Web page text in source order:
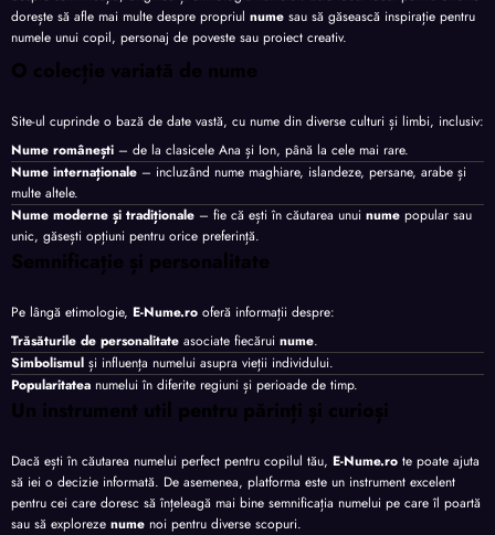
dorește să afle mai multe despre propriul nume sau să găsească inspirație pentru
numele unui copil, personaj de poveste sau proiect creativ.
O colecție variată de nume
Site-ul cuprinde o bază de date vastă, cu nume din diverse culturi și limbi, inclusiv:
Nume românești – de la clasicele Ana și Ion, până la cele mai rare.
Nume internaționale – incluzând nume maghiare, islandeze, persane, arabe și
multe altele.
Nume moderne și tradiționale – fie că ești în căutarea unui nume popular sau
unic, găsești opțiuni pentru orice preferință.
Semnificație și personalitate
Pe lângă etimologie, E-Nume.ro oferă informații despre:
Trăsăturile de personalitate asociate fiecărui nume.
Simbolismul și influența numelui asupra vieții individului.
Popularitatea numelui în diferite regiuni și perioade de timp.
Un instrument util pentru părinți și curioși
Dacă ești în căutarea numelui perfect pentru copilul tău, E-Nume.ro te poate ajuta
să iei o decizie informată. De asemenea, platforma este un instrument excelent
pentru cei care doresc să înțeleagă mai bine semnificația numelui pe care îl poartă
sau să exploreze nume noi pentru diverse scopuri.